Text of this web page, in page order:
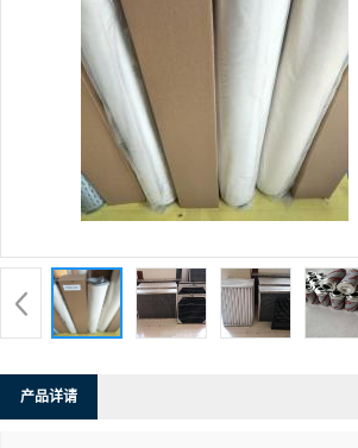
产品详请